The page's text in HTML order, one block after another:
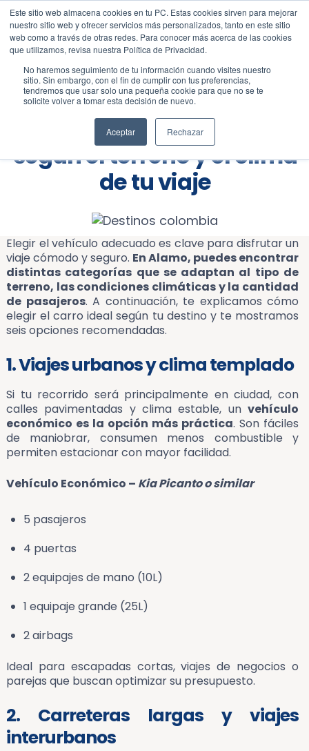
Este sitio web almacena cookies en tu PC. Estas cookies sirven para mejorar
nuestro sitio web y ofrecer servicios más personalizados, tanto en este sitio
web como a través de otras redes. Para conocer más acerca de las cookies
que utilizamos, revisa nuestra Política de Privacidad.
No haremos seguimiento de tu información cuando visites nuestro
sitio. Sin embargo, con el fin de cumplir con tus preferencias,
tendremos que usar solo una pequeña cookie para que no se te
solicite volver a tomar esta decisión de nuevo.
Aceptar Rechazar
Blog Todos
Cómo elegir el carro ideal
según el terreno y el clima
de tu viaje
Elegir el vehículo adecuado es clave para disfrutar un
viaje cómodo y seguro. En Alamo, puedes encontrar
distintas categorías que se adaptan al tipo de
terreno, las condiciones climáticas y la cantidad
de pasajeros. A continuación, te explicamos cómo
elegir el carro ideal según tu destino y te mostramos
seis opciones recomendadas.
1. Viajes urbanos y clima templado
Si tu recorrido será principalmente en ciudad, con
calles pavimentadas y clima estable, un vehículo
económico es la opción más práctica. Son fáciles
de maniobrar, consumen menos combustible y
permiten estacionar con mayor facilidad.
Vehículo Económico – Kia Picanto o similar
5 pasajeros
4 puertas
2 equipajes de mano (10L)
1 equipaje grande (25L)
2 airbags
Ideal para escapadas cortas, viajes de negocios o
parejas que buscan optimizar su presupuesto.
2. Carreteras largas y viajes
interurbanos